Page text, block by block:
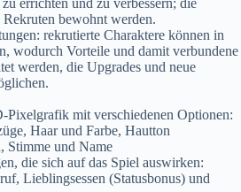
errichten und zu verbessern; die
bewohnt werden.
rekrutierte Charaktere können in
wodurch Vorteile und damit verbundene
werden, die Upgrades und neue
mit verschiedenen Optionen:
Haar und Farbe, Hautton
Stimme und Name
die sich auf das Spiel auswirken:
Lieblingsessen (Statusbonus) und